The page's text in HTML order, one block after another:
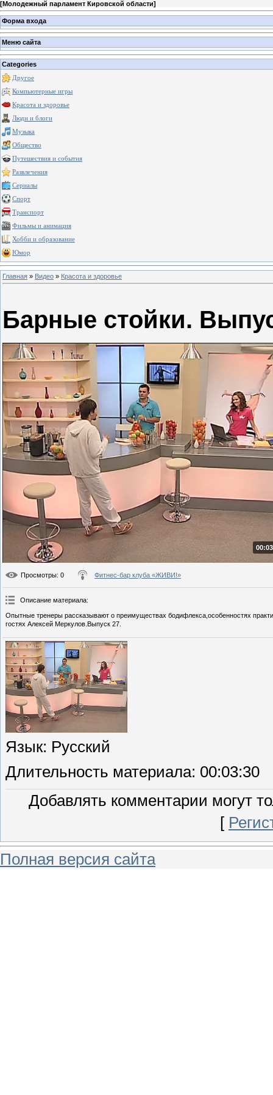
[Молодежный парламент Кировской области]
Форма входа
Меню сайта
Categories
Другое
Компьютерные игры
Красота и здоровье
Люди и блоги
Музыка
Общество
Путешествия и события
Развлечения
Сериалы
Спорт
Транспорт
Фильмы и анимация
Хобби и образование
Юмор
Главная » Видео » Красота и здоровье
Барные стойки.
Просмотры: 0 Фитнес-бар клуба «ЖИВИ!»
Описание материала:
Опытные тренеры рассказывают о преимуществах бодифлекса,особенностях
гостях Алексей Меркулов.Выпуск 27.
Язык: Русский
Длительность материала: 00:03:30
Добавлять комментарии могут
[
Полная версия сайта